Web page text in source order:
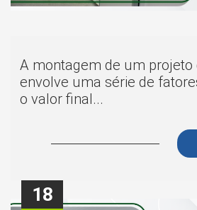
A montagem de um projeto
envolve uma série de
o valor final...
18